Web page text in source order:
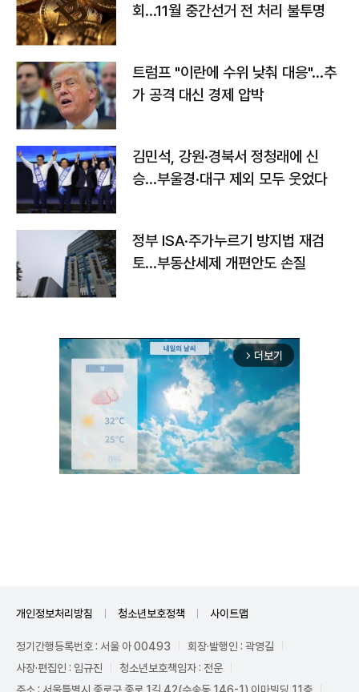
회…11월 중간선거 전 처리 불투명
트럼프 "이란에 수위 낮춰 대응"…추
가 공격 대신 경제 압박
김민석, 강원·경북서 정청래에 신
승…부울경·대구 제외 모두 웃었다
정부 ISA·주가누르기 방지법 재검
토…부동산세제 개편안도 손질
arrow_forward_ios 더보기
개인정보처리방침 청소년보호정책 사이트맵
정기간행등록번호 : 서울 아 00493
회장·발행인 : 곽영길
사장·편집인 : 임규진
청소년보호책임자 : 전운